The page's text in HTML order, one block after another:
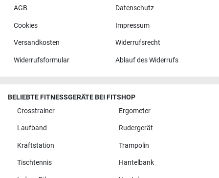
AGB
Datenschutz
Cookies Impressum
Versandkosten Widerrufsrecht
Widerrufsformular Ablauf des Widerrufs
BELIEBTE FITNESSGERÄTE BEI FITSHOP
Crosstrainer
Ergometer
Laufband Rudergerät
Kraftstation Trampolin
Tischtennis Hantelbank